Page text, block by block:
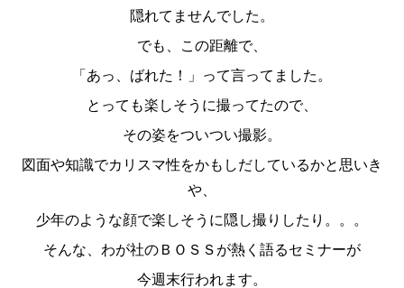
隠れてませんでした。
でも、この距離で、
「あっ、ばれた！」って言ってました。
とっても楽しそうに撮ってたので、
その姿をついつい撮影。
図面や知識でカリスマ性をかもしだしているかと思いき
や、
少年のような顔で楽しそうに隠し撮りしたり。。。
そんな、わが社のＢＯＳＳが熱く語るセミナーが
今週末行われます。